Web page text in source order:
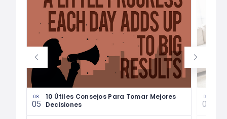
08
05
10 Útiles Consejos Para Tomar Mejores
Decisiones
08
04